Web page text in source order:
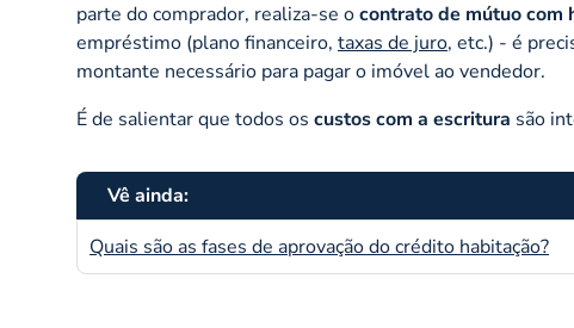
parte do comprador, realiza-se ocontrato de mútuo com
empréstimo (plano financeiro, taxas de juro, etc.) - é
montante necessário para pagar o imóvel ao vendedor.
É de salientar que todos os custos com a escritura são
Vê ainda:
Quais são as fases de aprovação do crédito habitação?